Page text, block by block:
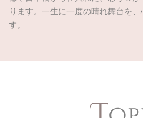
ります。一生に一度の晴れ舞台を
す。